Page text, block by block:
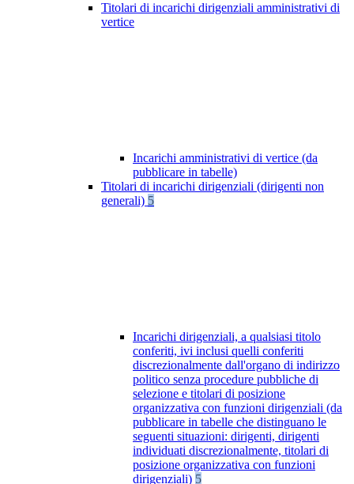
Titolari di incarichi dirigenziali amministrativi di
vertice
Incarichi amministrativi di vertice (da
pubblicare in tabelle)
Titolari di incarichi dirigenziali (dirigenti non
generali) 5
Incarichi dirigenziali, a qualsiasi titolo
conferiti, ivi inclusi quelli conferiti
discrezionalmente dall'organo di indirizzo
politico senza procedure pubbliche di
selezione e titolari di posizione
organizzativa con funzioni dirigenziali (da
pubblicare in tabelle che distinguano le
seguenti situazioni: dirigenti, dirigenti
individuati discrezionalmente, titolari di
posizione organizzativa con funzioni
dirigenziali) 5